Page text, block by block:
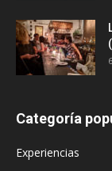
Categoría
Experiencias